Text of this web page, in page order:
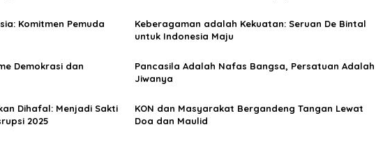
Komitmen Pemuda
Keberagaman adalah Kekuatan: Seruan De Bintal
untuk Indonesia Maju
Demokrasi dan
Pancasila Adalah Nafas Bangsa, Persatuan Adalah
Jiwanya
Dihafal: Menjadi Sakti
2025
KON dan Masyarakat Bergandeng Tangan Lewat
Doa dan Maulid